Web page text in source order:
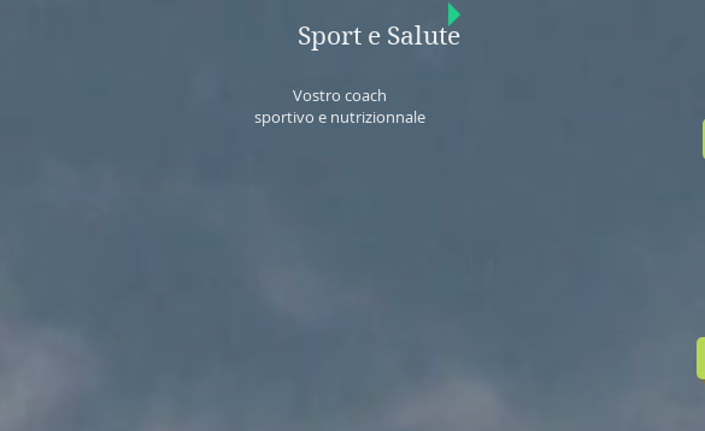
Sport e Salute
Vostro coach
sportivo e nutrizionnale